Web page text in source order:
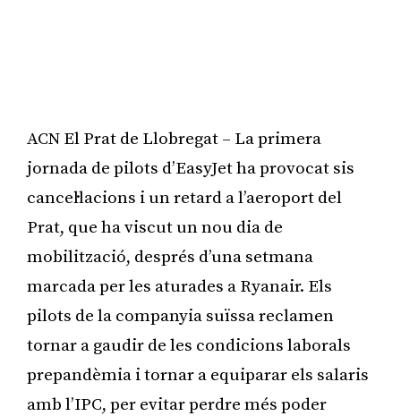
ACN El Prat de Llobregat – La primera
jornada de pilots d’EasyJet ha provocat sis
cancel·lacions i un retard a l’aeroport del
Prat, que ha viscut un nou dia de
mobilització, després d’una setmana
marcada per les aturades a Ryanair. Els
pilots de la companyia suïssa reclamen
tornar a gaudir de les condicions laborals
prepandèmia i tornar a equiparar els salaris
amb l’IPC, per evitar perdre més poder